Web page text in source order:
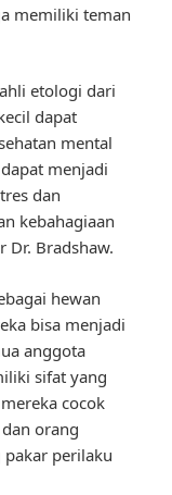
memiliki teman
etologi dari
dapat
mental
menjadi
dan
kebahagiaan
Dr. Bradshaw.
hewan
bisa menjadi
anggota
sifat yang
cocok
orang
pakar perilaku